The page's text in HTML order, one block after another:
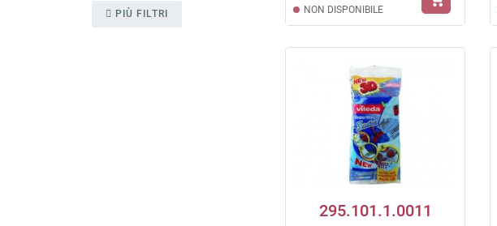
PIÙ FILTRI NON DISPONIBILE
295.101.1.0011